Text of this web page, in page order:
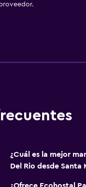
para
Sistema de
Sala de estar/TV
¿Cuál es la mejor
Del Rio desde Santa